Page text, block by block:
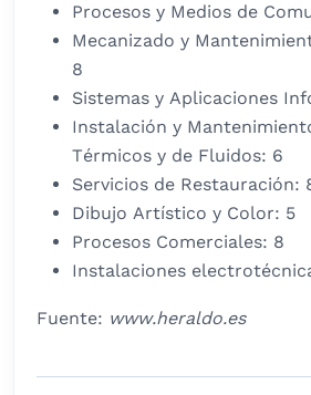
Procesos y Medios de
Mecanizado y
8
Sistemas y Aplicaciones
Instalación y
Térmicos y de Fluidos: 6
Servicios de Restauración:
Dibujo Artístico y Color: 5
Procesos Comerciales: 8
Instalaciones
Fuente: www.heraldo.es